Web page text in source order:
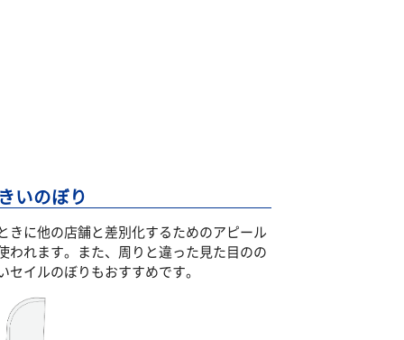
いのぼり
に他の店舗と差別化するためのアピール
れます。また、周りと違った見た目のの
イルのぼりもおすすめです。